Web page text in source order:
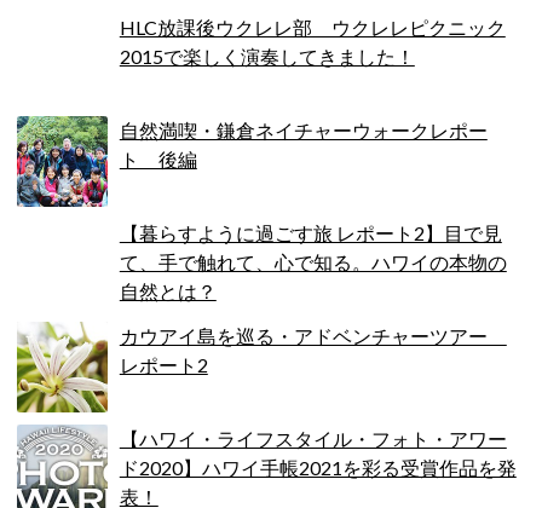
HLC放課後ウクレレ部 ウクレレピクニック
2015で楽しく演奏してきました！
自然満喫・鎌倉ネイチャーウォークレポー
ト 後編
【暮らすように過ごす旅 レポート2】目で見
て、手で触れて、心で知る。ハワイの本物の
自然とは？
カウアイ島を巡る・アドベンチャーツアー
レポート2
【ハワイ・ライフスタイル・フォト・アワー
ド2020】ハワイ手帳2021を彩る受賞作品を発
表！